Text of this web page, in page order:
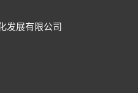
发展有限公司